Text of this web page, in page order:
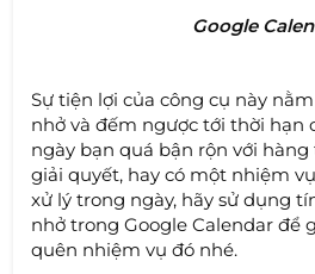
Google
Sự tiện lợi của công cụ này
nhở và đếm ngược tới thời hạn
ngày bạn quá bận rộn với
giải quyết, hay có một nhiệm
xử lý trong ngày, hãy sử dụng
nhở trong Google Calendar để
quên nhiệm vụ đó nhé.